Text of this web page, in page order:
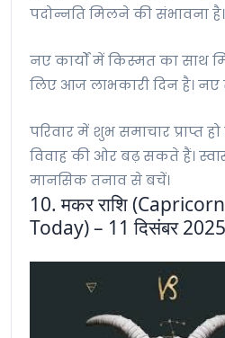
पदोन्नति मिलने की संभावना है।
नए कार्यों में किस्मत का साथ
लिए आज लाभकारी दिन है। नए
परिवार में शुभ समाचार प्राप्त
विवाह की ओर बढ़ सकते हैं।
मानसिक तनाव से बचें।
10. मकर राशि
Today) – 11 दिसंबर